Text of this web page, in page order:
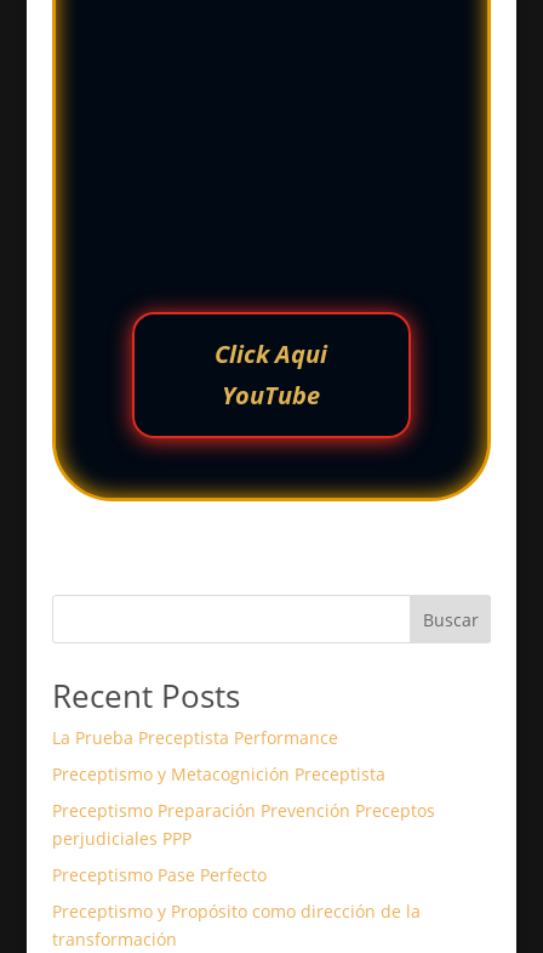
Click Aqui
YouTube
Buscar
Recent Posts
La Prueba Preceptista Performance
Preceptismo y Metacognición Preceptista
Preceptismo Preparación Prevención Preceptos
perjudiciales PPP
Preceptismo Pase Perfecto
Preceptismo y Propósito como dirección de la
transformación